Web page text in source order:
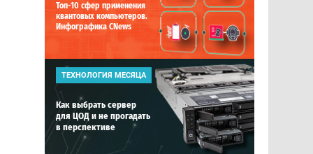
Топ-10 сфер применения
квантовых компьютеров.
Инфографика CNews
ТЕХНОЛОГИЯ МЕСЯЦА
Как выбрать сервер
для ЦОД и не прогадать
в перспективе